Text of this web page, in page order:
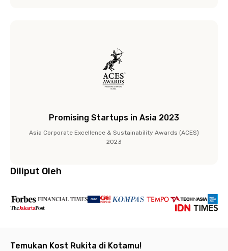
Promising Startups in Asia 2023
Asia Corporate Excellence & Sustainability Awards (ACES)
2023
Diliput Oleh
Temukan Kost Rukita di Kotamu!